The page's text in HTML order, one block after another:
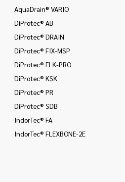
AquaDrain® VARIO
DiProtec® AB
DiProtec® DRAIN
DiProtec® FIX-MSP
DiProtec® FLK-PRO
DiProtec® KSK
DiProtec® PR
DiProtec® SDB
IndorTec® FA
IndorTec® FLEXBONE-2E